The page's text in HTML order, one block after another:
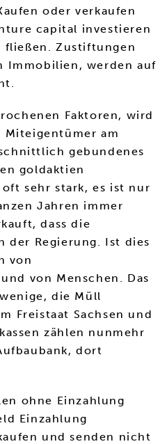
oder verkaufen
capital investieren
fließen. Zustiftungen
Immobilien, werden auf
Faktoren, wird
am
gebundenes
goldaktien
sehr stark, es ist nur
Jahren immer
dass die
der Regierung. Ist dies
von
von Menschen. Das
die Müll
Freistaat Sachsen und
zählen nunmehr
dort
ohne Einzahlung
Einzahlung
und senden nicht